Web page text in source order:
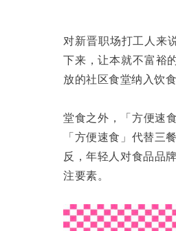
对新晋职场打工人来
下来，让本就不富裕
放的社区食堂纳入饮
堂食之外，「方便速
「方便速食」代替三
反，年轻人对食品品
注要素。